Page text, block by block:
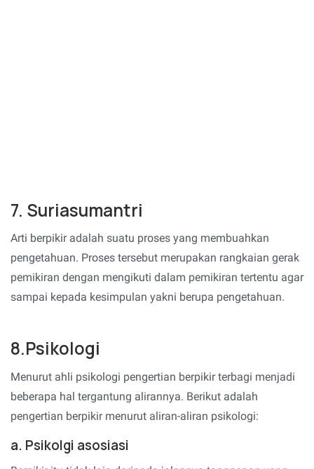
7. Suriasumantri
Arti berpikir adalah suatu proses yang membuahkan
pengetahuan. Proses tersebut merupakan rangkaian gerak
pemikiran dengan mengikuti dalam pemikiran tertentu agar
sampai kepada kesimpulan yakni berupa pengetahuan.
8.Psikologi
Menurut ahli psikologi pengertian berpikir terbagi menjadi
beberapa hal tergantung alirannya. Berikut adalah
pengertian berpikir menurut aliran-aliran psikologi:
a. Psikolgi asosiasi